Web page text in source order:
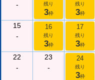
-
残り
3枠
残り
3枠
15
-
16
残り
3枠
17
残り
3枠
22
-
23
-
24
残り
3枠